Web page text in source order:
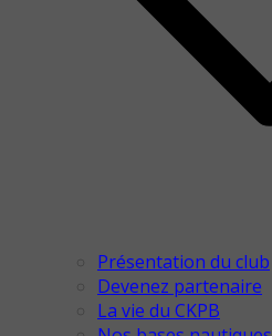
Présentation du club
Devenez partenaire
La vie du CKPB